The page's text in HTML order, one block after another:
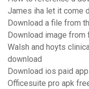
James iha let it come
Download a file from
Download image
Walsh and hoyts
download
Download ios paid
Officesuite pro apk